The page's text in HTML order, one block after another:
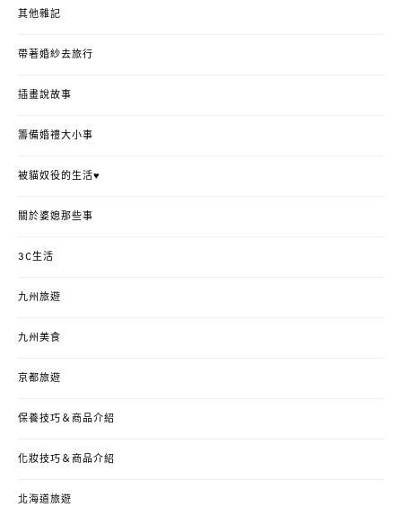
其他雜記
帶著婚紗去旅行
插畫說故事
籌備婚禮大小事
被貓奴役的生活♥
關於婆媳那些事
3C生活
九州旅遊
九州美食
京都旅遊
保養技巧＆商品介紹
化妝技巧＆商品介紹
北海道旅遊